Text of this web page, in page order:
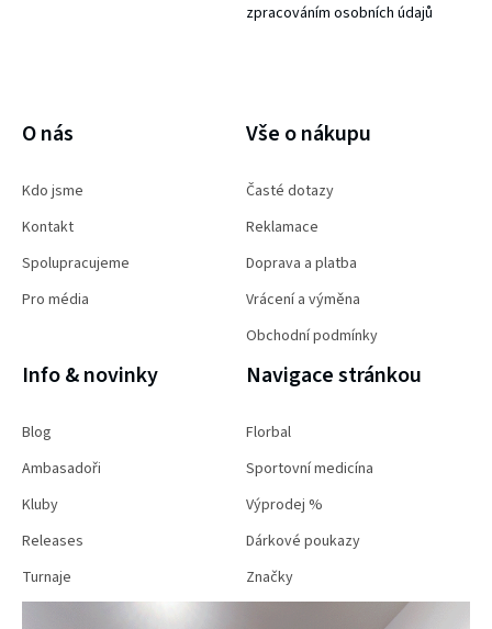
zpracováním osobních údajů
O nás
Kdo jsme
Kontakt
Spolupracujeme
Pro média
Vše o nákupu
Časté dotazy
Reklamace
Doprava a platba
Vrácení a výměna
Obchodní podmínky
Info & novinky
Blog
Ambasadoři
Kluby
Releases
Turnaje
Navigace stránkou
Florbal
Sportovní medicína
Výprodej %
Dárkové poukazy
Značky